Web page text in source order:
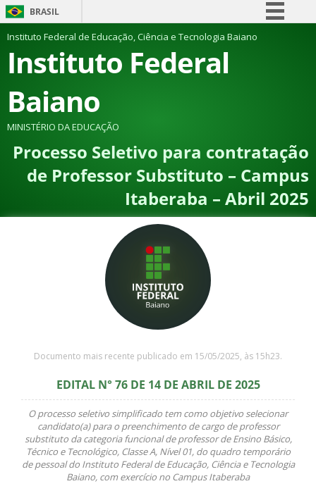
BRASIL
Simplifique!
Comunica BR
Canais
Instituto Federal de Educação, Ciência e Tecnologia Baiano
Instituto Federal
Baiano
MINISTÉRIO DA EDUCAÇÃO
Processo Seletivo para contratação
de Professor Substituto – Campus
Itaberaba – Abril 2025
Documento mais recente publicado em 15/05/2025, às 15h23.
EDITAL N° 76 DE 14 DE ABRIL DE 2025
O processo seletivo simplificado tem como objetivo selecionar
candidato(a) para o preenchimento de cargo de professor
substituto da categoria funcional de professor de Ensino Básico,
Técnico e Tecnológico, Classe A, Nível 01, do quadro temporário
de pessoal do Instituto Federal de Educação, Ciência e Tecnologia
Baiano, com exercício no Campus Itaberaba